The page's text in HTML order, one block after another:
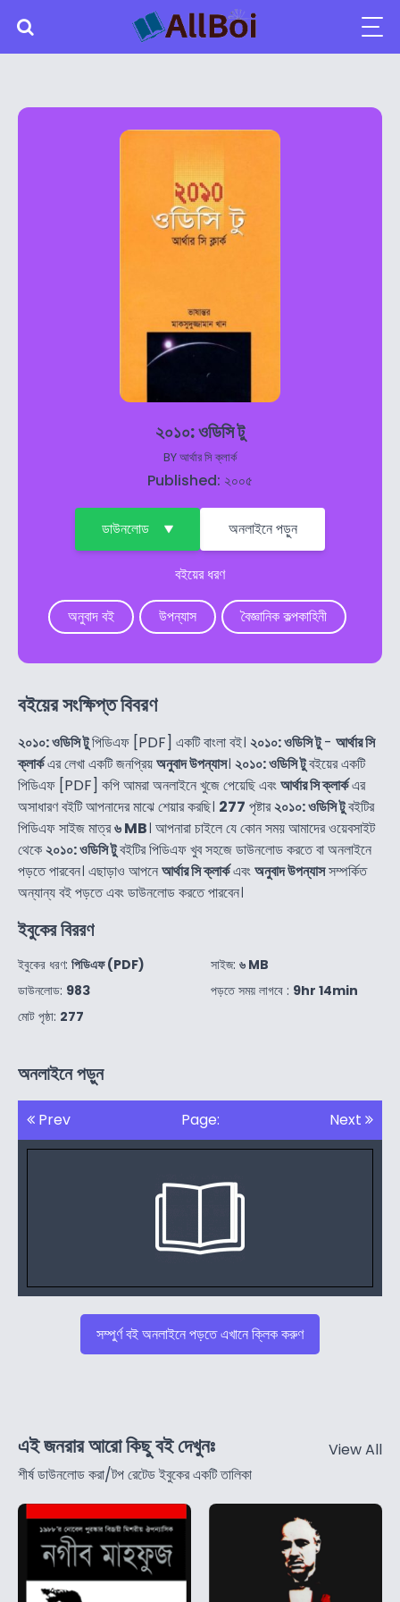
২০১০: ওডিসি টু
BYআর্থার সি ক্লার্ক
Published: ২০০৫
ডাউনলোড অনলাইনে পড়ুন
বইয়ের ধরণ
অনুবাদ বই উপন্যাস বৈজ্ঞানিক কল্পকাহিনী
বইয়ের সংক্ষিপ্ত বিবরণ
২০১০: ওডিসি টুপিডিএফ [PDF] একটি বাংলা বই। ২০১০: ওডিসি টু- আর্থার সি
ক্লার্কএর লেখা একটি জনপ্রিয়অনুবাদ উপন্যাস। ২০১০: ওডিসি টুবইয়ের একটি
পিডিএফ [PDF] কপি আমরা অনলাইনে খুজে পেয়েছি এবংআর্থার সি ক্লার্কএর
অসাধারণ বইটি আপনাদের মাঝে শেয়ার করছি। 277 পৃষ্টার২০১০: ওডিসি টুবইটির
পিডিএফ সাইজ মাত্র৬ MB। আপনারা চাইলে যে কোন সময় আমাদের ওয়েবসাইট
থেকে২০১০: ওডিসি টুবইটির পিডিএফ খুব সহজে ডাউনলোড করতে বা অনলাইনে
পড়তে পারবেন। এছাড়াও আপনেআর্থার সি ক্লার্কএবংঅনুবাদ উপন্যাসসম্পর্কিত
অন্যান্য বই পড়তে এবং ডাউনলোড করতে পারবেন।
ইবুকের বিররণ
ইবুকের ধরণ: পিডিএফ (PDF)
ডাউনলোড: 983
মোট পৃষ্ঠা: 277
সাইজ: ৬ MB
পড়তে সময় লাগবে : 9hr 14min
অনলাইনে পড়ুন
Prev Page: Next
সম্পুর্ণ বই অনলাইনে পড়তে এখানে ক্লিক করুণ
এই জনরার আরো কিছু বই দেখুনঃ
শীর্ষ ডাউনলোড করা/টপ রেটেড ইবুকের একটি তালিকা
View All